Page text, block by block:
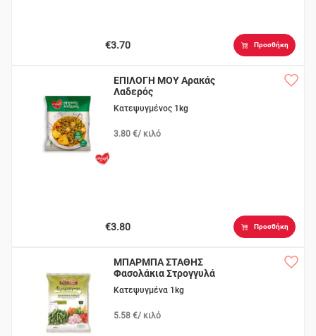
€3.70 Προσθήκη
ΕΠΙΛΟΓΗ ΜΟΥ Αρακάς
Λαδερός
Κατεψυγμένος 1kg
3.80 €/ κιλό
€3.80 Προσθήκη
ΜΠΑΡΜΠΑ ΣΤΑΘΗΣ
Φασολάκια Στρογγυλά
Λαδερά
Κατεψυγμένα 1kg
5.58 €/ κιλό